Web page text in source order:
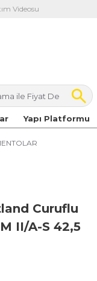
Videosu
Yapı Platformu
Curuflu
II/A-S 42,5